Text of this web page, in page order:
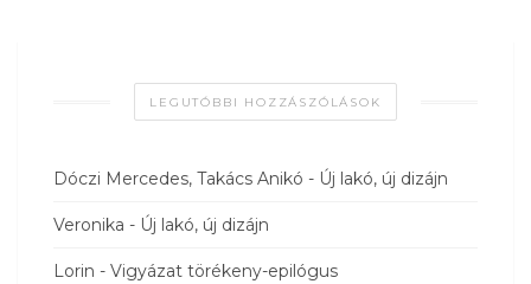
LEGUTÓBBI HOZZÁSZÓLÁSOK
Dóczi Mercedes, Takács Anikó - Új lakó, új dizájn
Veronika - Új lakó, új dizájn
Lorin - Vigyázat törékeny-epilógus